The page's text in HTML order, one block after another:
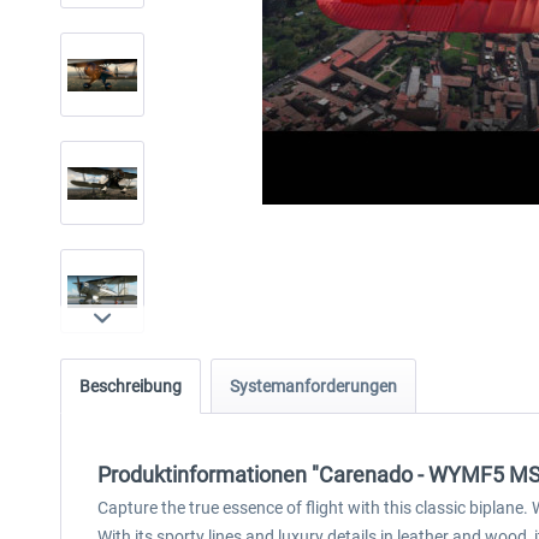
Beschreibung Systemanforderungen
Produktinformationen "Carenado - WYMF5
Capture the true essence of flight with this classic